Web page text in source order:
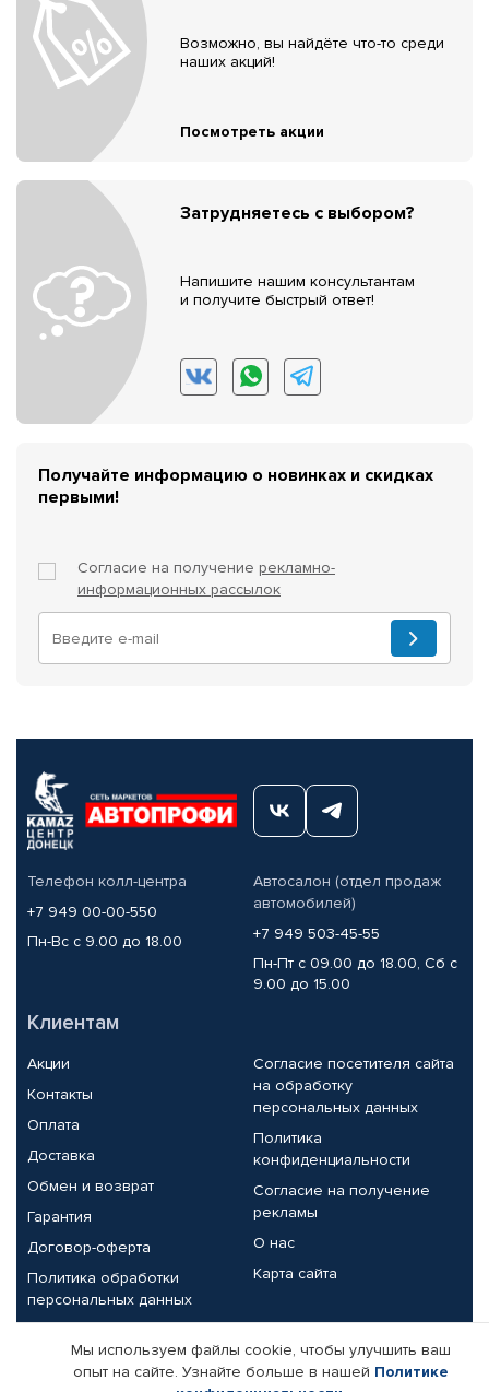
Возможно, вы найдёте что-то среди
наших акций!
Посмотреть акции
Затрудняетесь с выбором?
Напишите нашим консультантам
и получите быстрый ответ!
Получайте информацию о новинках и скидках
первыми!
Согласие на получение рекламно-
информационных рассылок
Телефон колл-центра
+7 949 00-00-550
Пн-Вс с 9.00 до 18.00
Автосалон (отдел продаж
автомобилей)
+7 949 503-45-55
Пн-Пт с 09.00 до 18.00, Сб с
9.00 до 15.00
Клиентам
Акции
Контакты
Оплата
Доставка
Обмен и возврат
Гарантия
Договор-оферта
Политика обработки
персональных данных
Согласие посетителя сайта
на обработку
персональных данных
Политика
конфиденциальности
Согласие на получение
рекламы
О нас
Карта сайта
Партнерам
Мы используем файлы cookie, чтобы улучшить ваш
опыт на сайте. Узнайте больше в нашей Политике